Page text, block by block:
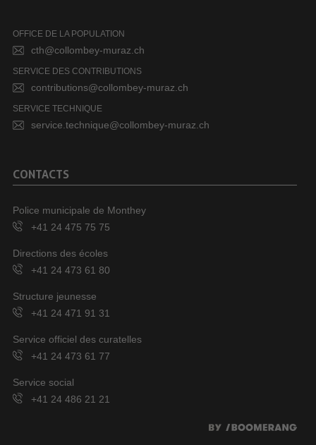
OFFICE DE LA POPULATION
cth@collombey-muraz.ch
SERVICE DES CONTRIBUTIONS
contributions@collombey-muraz.ch
SERVICE TECHNIQUE
service.technique@collombey-muraz.ch
CONTACTS
Police municipale de Monthey
+41 24 475 75 75
Directions des écoles
+41 24 473 61 80
Structure jeunesse
+41 24 471 91 31
Service officiel des curatelles
+41 24 473 61 77
Service social
+41 24 486 21 21